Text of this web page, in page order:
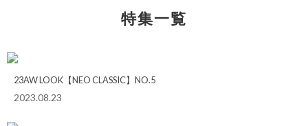
特集一覧
23AW LOOK【NEO CLASSIC】NO.5
2023.08.23